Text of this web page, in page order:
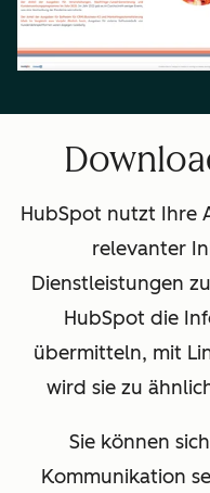
HubSpot nutzt Ihre
relevanter
Dienstleistungen
HubSpot die
übermitteln, mit
wird sie zu
Sie können
Kommunikation